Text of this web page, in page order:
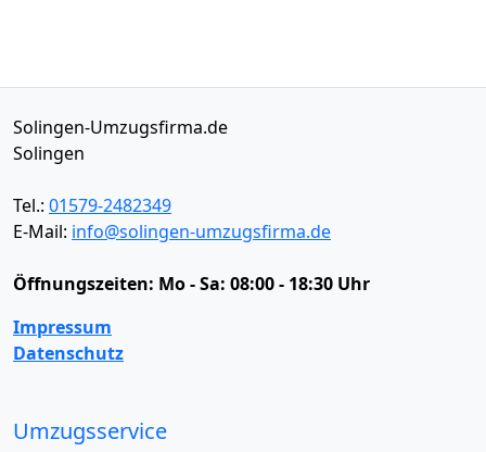
Solingen-Umzugsfirma.de
Solingen
Tel.: 01579-2482349
E-Mail: info@solingen-umzugsfirma.de
Öffnungszeiten: Mo - Sa: 08:00 - 18:30 Uhr
Impressum
Datenschutz
Umzugsservice